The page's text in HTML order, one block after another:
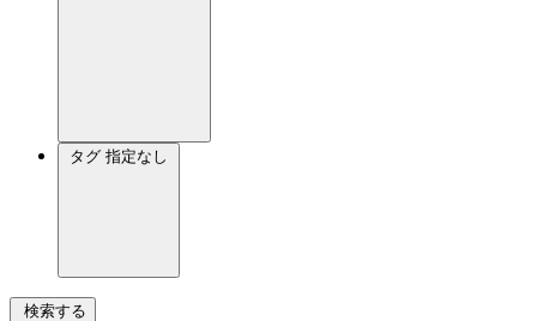
タグ 指定なし
検索する